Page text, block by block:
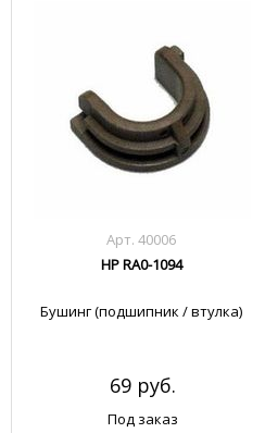
Арт. 40006
HP RA0-1094
Бушинг (подшипник / втулка)
69 руб.
Под заказ